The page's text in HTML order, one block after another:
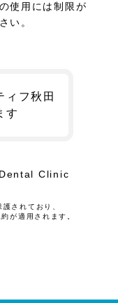
使用には制限が
い。
ィフ秋田
す
Clinic
されており、
約が適用されます。